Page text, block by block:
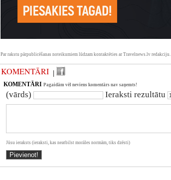
Par rakstu pārpublicēšanas noteikumiem lūdzam kontaktēties ar Travelnews.lv redakciju.
KOMENTĀRI |
KOMENTĀRI Pagaidām vēl neviens komentārs nav saņemts!
(vārds) Ieraksti rezultātu
Jūsu ieraksts (ieraksti, kas neatbilst morāles normām, tiks dzēsti)